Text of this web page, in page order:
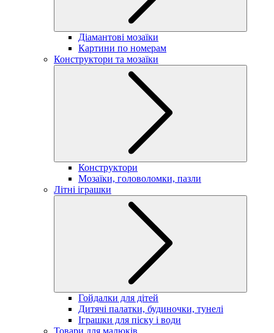
Діамантові мозаїки
Картини по номерам
Конструктори та мозаїки
Конструктори
Мозаїки, головоломки, пазли
Літні іграшки
Гойдалки для дітей
Дитячі палатки, будиночки, тунелі
Іграшки для піску і води
Товари для малюків